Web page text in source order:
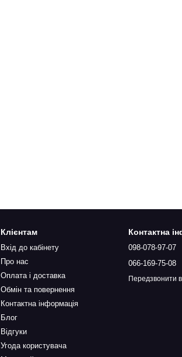
Клієнтам
Вхід до кабінету
Про нас
Оплата і доставка
Обмін та повернення
Контактна інформація
Блог
Відгуки
Угода користувача
Контактна
098-078-97-07
066-169-75-08
Передзвонити